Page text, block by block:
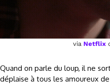
via Netflix
Quand on parle du loup, il ne
déplaise à tous les amoureux